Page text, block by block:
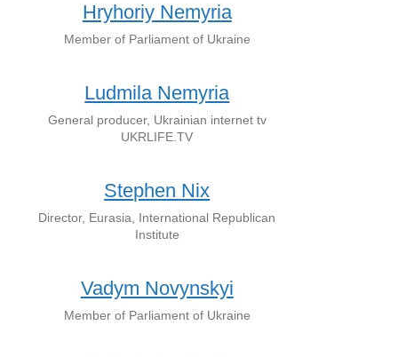
Hryhoriy Nemyria
Member of Parliament of Ukraine
Ludmila Nemyria
General producer, Ukrainian internet tv
UKRLIFE.TV
Stephen Nix
Director, Eurasia, International Republican
Institute
Vadym Novynskyi
Member of Parliament of Ukraine